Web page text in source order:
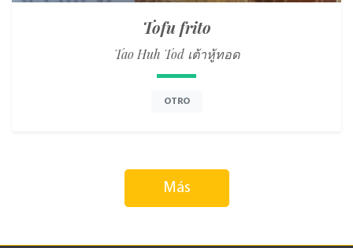
Tofu frito
Tao Huh Tod เต้าหู้ทอด
OTRO
Más